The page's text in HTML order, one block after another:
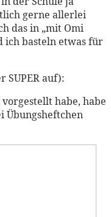
gerne allerlei
das in „mit Omi
ich basteln etwas für
SUPER auf):
habe, habe
Übungsheftchen